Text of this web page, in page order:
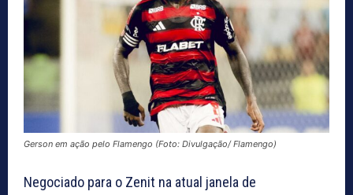
Gerson em ação pelo Flamengo (Foto: Divulgação/ Flamengo)
Negociado para o Zenit na atual janela de